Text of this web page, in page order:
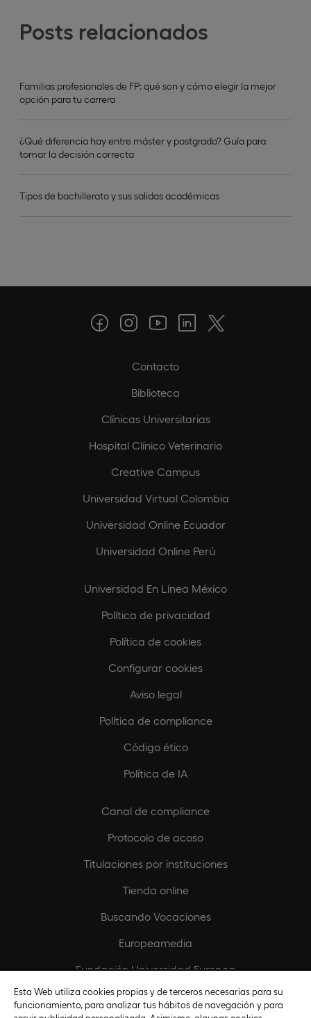
Posts relacionados
Familias profesionales de FP: qué son y cómo elegir la mejor
opción para tu carrera
¿Qué diferencia hay entre máster y postgrado? Guía para
tomar la decisión correcta
Tipos de bachillerato y sus salidas académicas
Contacto
Biblioteca
Clínicas Universitarias
Hospital Clínico Veterinario
Creative Campus
Universidad Virtual Colombia
Universidad Online Ecuador
Universidad Online Perú
Universidad En Línea México
Política de privacidad
Política de cookies
Configurar cookies
Aviso legal
Política de compliance
Código ético
Política de IA
Canal de compliance
Protocolo de acoso
Titulaciones por instituciones
Tienda online
Buscando Vocaciones
Europeamedia
Fundación Universidad Europea
Únete al equipo
Esta Web utiliza cookies propias y de terceros necesarias para su
funcionamiento, para analizar tus hábitos de navegación y para